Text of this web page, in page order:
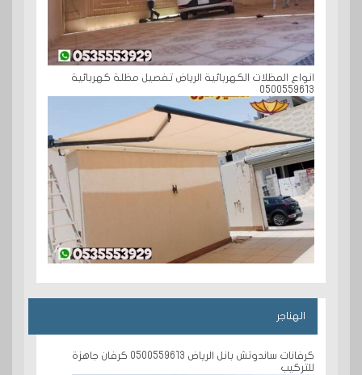
انواع المظلات الكهربائية الرياض تفصيل مظلة كهربائية
0500559613
الهناجر
كرفانات ساندوتش بانل الرياض 0500559613 كرفان جاهزة
للتركيب